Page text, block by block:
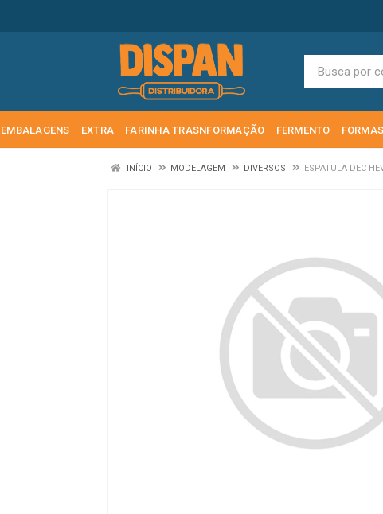
EMBALAGENS EXTRA FARINHA TRASNFORMAÇÃO FERMENTO FORMAS
INÍCIO MODELAGEM DIVERSOS ESPATULA DEC